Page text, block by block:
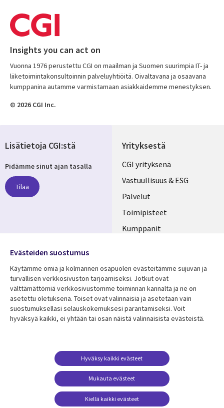
Insights you can act on
Vuonna 1976 perustettu CGI on maailman ja Suomen suurimpia IT- ja
liiketoimintakonsultoinnin palveluyhtiöitä. Oivaltavana ja osaavana
kumppanina autamme varmistamaan asiakkaidemme menestyksen.
© 2026 CGI Inc.
Yrityksestä
Useful
links
FINLAND
CGI yrityksenä
Vastuullisuus & ESG
Palvelut
Toimipisteet
Kumppanit
Resurssikeskus
Library
FINLAND
Asiakastarinat
Lisätietoa
Legal
Tietosuoja
Käyttöehdot
Yhteystiedot
Evästeasetuksesi
Lisätietoja CGI:stä
Pidämme sinut ajan tasalla
Tilaa
Media
FINLAND
Evästeiden suostumus
Käytämme omia ja kolmannen osapuolen evästeitämme sujuvan ja
turvallisen verkkosivuston tarjoamiseksi. Jotkut ovat
välttämättömiä verkkosivustomme toiminnan kannalta ja ne on
asetettu oletuksena. Toiset ovat valinnaisia ​​ja asetetaan vain
suostumuksellasi selauskokemuksesi parantamiseksi. Voit
hyväksyä kaikki, ei yhtään tai osan näistä valinnaisista evästeistä.
Mukauta evästeet
Hyväksy kaikki evästeet
Kiellä kaikki evästeet